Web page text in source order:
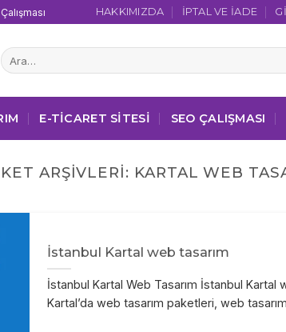
HAKKIMIZDA İPTAL VE İADE
Ara:
E-TICARET SITESI SEO ÇALIŞMASI
ARŞIVLERI: KARTAL WEB
İstanbul Kartal web tasarım
İstanbul Kartal Web Tasarım İstanbul Kartal
Kartal’da web tasarım paketleri, web